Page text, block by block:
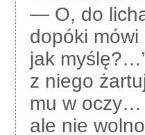
— O, do
dopóki
jak
z niego
mu w oczy…
ale nie